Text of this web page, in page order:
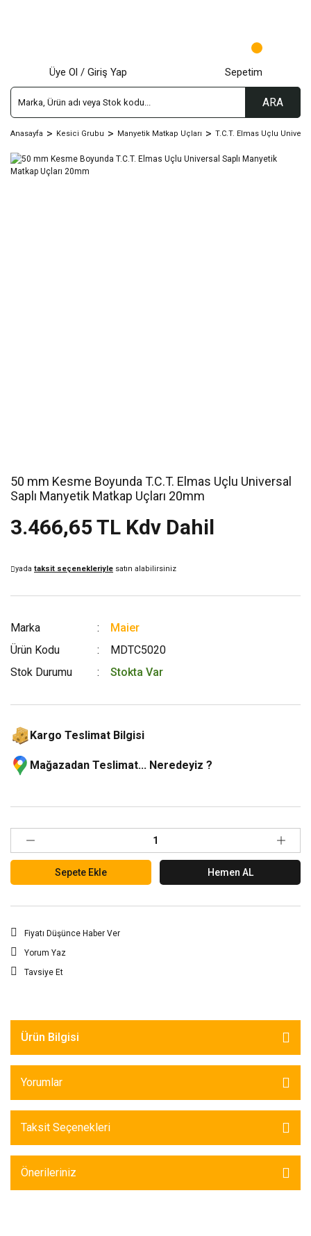
ARA
Üye Ol / Giriş Yap Sepetim
Anasayfa Kesici Grubu Manyetik Matkap Uçları T.C.T. Elmas Uçlu
50 mm Kesme Boyunda T.C.T. Elmas Uçlu Universal
Saplı Manyetik Matkap Uçları 20mm
3.466,65 TL Kdv Dahil
yada taksit seçenekleriyle satın alabilirsiniz
Marka
Maier
Ürün Kodu
MDTC5020
Stok Durumu
Stokta Var
Kargo Teslimat Bilgisi
Mağazadan Teslimat... Neredeyiz ?
Sepete Ekle Hemen AL
Fiyatı Düşünce Haber Ver
Yorum Yaz
Tavsiye Et
Ürün Bilgisi
Yorumlar
Taksit Seçenekleri
Önerileriniz